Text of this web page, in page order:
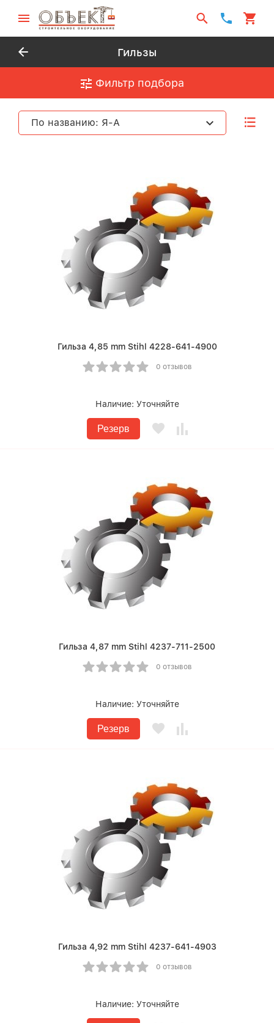
Гильзы
Фильтр подбора
По названию: Я-А
Гильза 4,85 mm Stihl 4228-641-4900
0 отзывов
Наличие: Уточняйте
Резерв
Гильза 4,87 mm Stihl 4237-711-2500
0 отзывов
Наличие: Уточняйте
Резерв
Гильза 4,92 mm Stihl 4237-641-4903
0 отзывов
Наличие: Уточняйте